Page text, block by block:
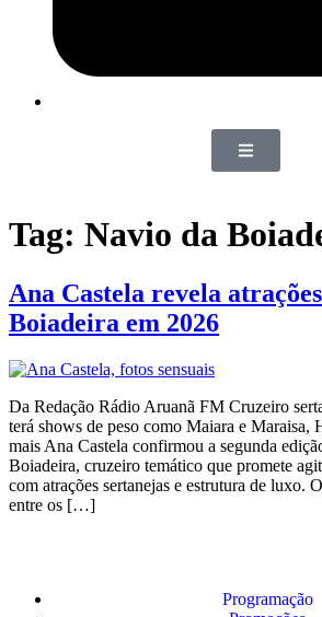
Tag: Navio da
Ana Castela revela
Boiadeira em 2026
Da Redação Rádio Aruanã FM Cruzeiro
terá shows de peso como Maiara e Maraisa,
mais Ana Castela confirmou a segunda
Boiadeira, cruzeiro temático que promete
com atrações sertanejas e estrutura de luxo.
entre os […]
Programação